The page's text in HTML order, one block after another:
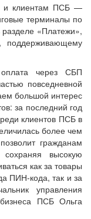
и клиентам ПСБ —
терминалы по
«Платежи»,
поддерживающему
через СБП
повседневной
большой интерес
за последний год
клиентов ПСБ в
более чем
гражданам
сохраняя высокую
как за товары
ПИН-кода, так и за
управления
ПСБ Ольга